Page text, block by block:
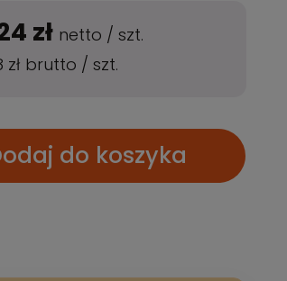
zł netto /szt.
brutto /szt.
do koszyka